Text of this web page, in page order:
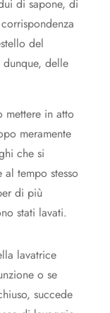
di sapone, di
del
delle
mettere in atto
meramente
che si
tempo stesso
di più
stati lavati.
lavatrice
o se
succede